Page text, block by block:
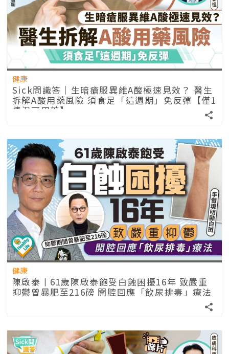
健康
Sick問識答｜生暗瘡服異維A酸極速見效？ 醫生
拆解A酸用藥風險 須食足「這週期」免反彈【僅1
情況可用藥】
健康
陳啟泰丨61歲陳啟泰飽受白蝕困擾16年 致嚴重
抑鬱曾暴肥至216磅 開腔回應「飲尿排毒」療法